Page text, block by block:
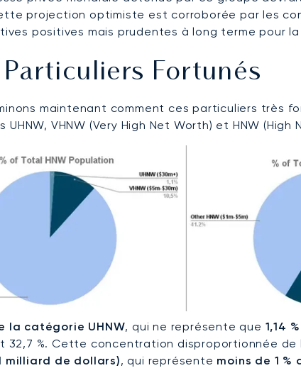
projection optimiste est corroborée par les
positives mais prudentes à long terme pour
Particuliers Fortunés
maintenant comment ces particuliers très
VHNW (Very High Net Worth) et HNW
la catégorie UHNW, qui ne représente que 1,14
%. Cette concentration disproportionnée de
milliard de dollars), qui représente moins de 1 %